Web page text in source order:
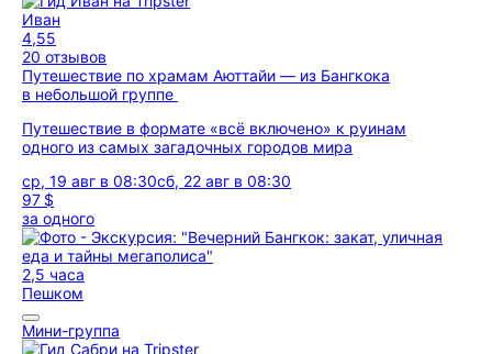
Иван
4,55
20 отзывов
Путешествие по храмам Аюттайи — из Бангкока
в небольшой группе
Путешествие в формате «всё включено» к руинам
одного из самых загадочных городов мира
ср, 19 авг в 08:30сб, 22 авг в 08:30
97 $
за одного
2,5 часа
Пешком
Мини-группа